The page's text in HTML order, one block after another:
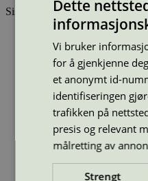
Sist oppdatert13 mai 2026
Strekkode (GTIN):
4029955607818
Vis alle GTIN Vis færre
Innendørsmaling
Lisensnummer: DE/044/
Miljømerke: EU Ecolabel
Merkevare: Nordic Chic
Merkevare nettside:
Lisensinnehaver: Nordic
Lisensinnehaver nettside:
Tilgjengelig i: Norge,
Dette
Vi bruker
for å gjenkjenne
et anonymt id-
identifiseringen
trafikken på
presis og relevant
målretting av
Strengt